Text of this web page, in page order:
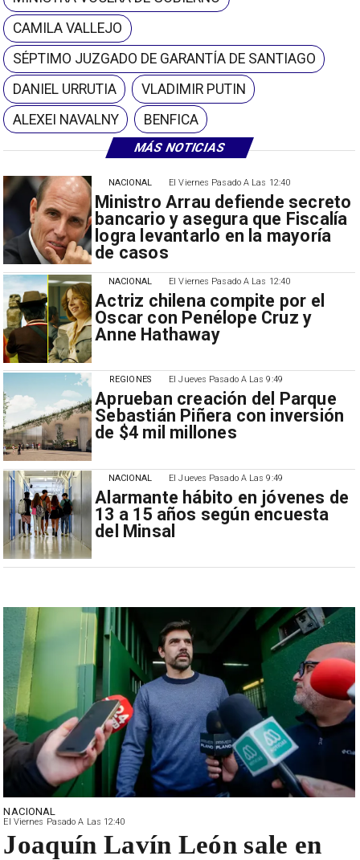
MÁS NOTICIAS
El Viernes Pasado A Las 12:40
Ministro Arrau defiende secreto
bancario y asegura que Fiscalía
logra levantarlo en la mayoría
de casos
NACIONAL
El Viernes Pasado A Las 12:40
Actriz chilena compite por el
Oscar con Penélope Cruz y
Anne Hathaway
NACIONAL
El Jueves Pasado A Las 9:49
Aprueban creación del Parque
Sebastián Piñera con inversión
de $4 mil millones
REGIONES
El Jueves Pasado A Las 9:49
Alarmante hábito en jóvenes de
13 a 15 años según encuesta
del Minsal
NACIONAL
CAMILA VALLEJO
SÉPTIMO JUZGADO DE GARANTÍA DE SANTIAGO
DANIEL URRUTIA
VLADIMIR PUTIN
ALEXEI NAVALNY
BENFICA
NACIONAL
El Viernes Pasado A Las 12:40
Joaquín Lavín León sale en